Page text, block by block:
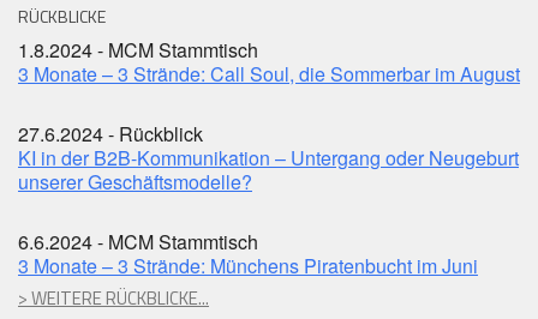
RÜCKBLICKE
1.8.2024 - MCM Stammtisch
3 Monate – 3 Strände: Call Soul, die Sommerbar im August
27.6.2024 - Rückblick
KI in der B2B-Kommunikation – Untergang oder Neugeburt
unserer Geschäftsmodelle?
6.6.2024 - MCM Stammtisch
3 Monate – 3 Strände: Münchens Piratenbucht im Juni
> WEITERE RÜCKBLICKE...